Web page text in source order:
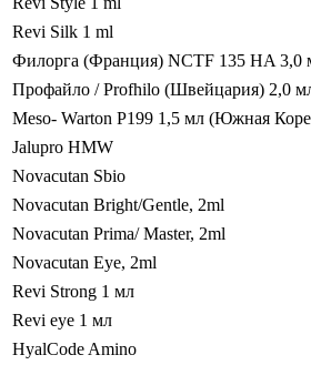
Revi Silk 1 ml
Филорга (Франция) NCTF 135 HA 3,0
Профайло / Profhilo (Швейцария) 2,0
Meso- Warton P199 1,5 мл (Южная
Jalupro HMW
Novacutan Sbio
Novacutan Bright/Gentle, 2ml
Novacutan Prima/ Master, 2ml
Novacutan Eye, 2ml
Revi Strong 1 мл
Revi eye 1 мл
HyalCode Amino